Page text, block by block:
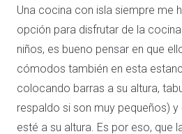
Una cocina con isla siempre me
opción para disfrutar de la
niños, es bueno pensar en que
cómodos también en esta
colocando barras a su altura,
respaldo si son muy pequeños)
esté a su altura. Es por eso, que